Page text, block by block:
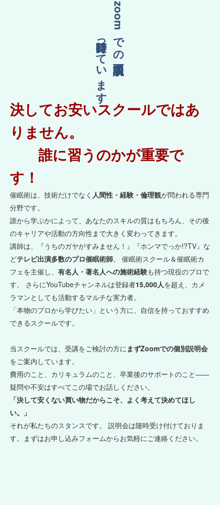
zoomでの面談説明
随時行っています
決してお安いスクールではあ
りません。
誰に習うのかが重要で
す！
催眠術は、技術だけでなく 人間性・経験・倫理観が問われる専門
分野です。
誰から学ぶかによって、あなたのスキルの質はもちろん、その後
のキャリアや活動の方向性まで大きく変わってきます。
講師は、『うちのガヤがすみません！』『ホンマでっか!?TV』な
どテレビ出演多数のプロ催眠術師。 催眠術スクール＆催眠術カ
フェを主催し、 有名人・著名人への施術経験も持つ現役のプロで
す。 さらにYouTubeチャンネルは登録者15,000人を超え、カメ
ラマンとしても活動するマルチな実力者。
「本物のプロから学びたい」という方に、自信を持っておすすめ
できるスクールです。
当スクールでは、受講をご検討の方に まずZoomでの個別説明会
をご案内しています。
費用のこと、カリキュラムのこと、卒業後のサポートのこと——
疑問や不安はすべてこの場でお話しください。
「決して安くない買い物だからこそ、よく考えて決めてほし
い。」
それが私たちのスタンスです。 説明会は随時受け付けておりま
す。まずはお申し込みフォームからお気軽にご連絡ください。